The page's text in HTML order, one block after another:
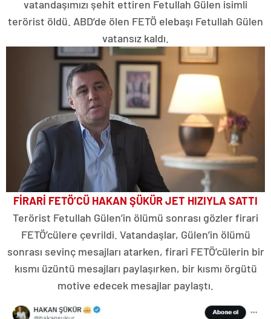
vatandaşımızı şehit ettiren Fetullah Gülen isimli
terörist öldü. ABD’de ölen FETÖ elebaşı Fetullah Gülen
vatansız kaldı.
FİRARİ FETÖ’CÜ HAKAN ŞÜKÜR JET HIZIYLA SATTI
Terörist Fetullah Gülen’in ölümü sonrası gözler firari
FETÖ’cülere çevrildi. Vatandaşlar, Gülen’in ölümü
sonrası sevinç mesajları atarken, firari FETÖ’cülerin bir
kısmı üzüntü mesajları paylaşırken, bir kısmı örgütü
motive edecek mesajlar paylaştı.